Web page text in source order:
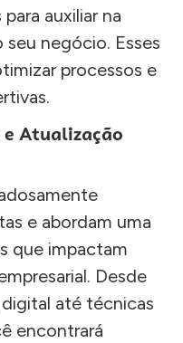
auxiliar na
negócio. Esses
processos e
Atualização
e abordam uma
que impactam
Desde
até técnicas
encontrará